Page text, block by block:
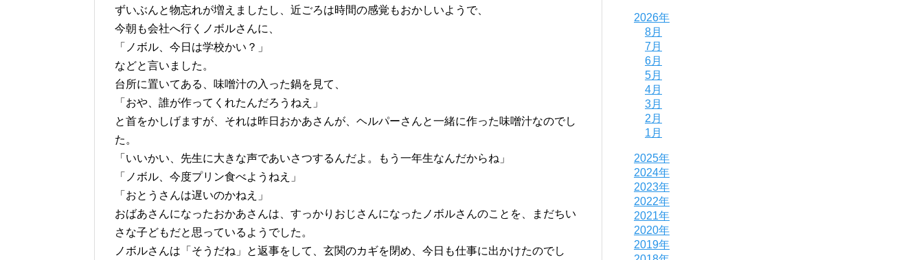
ずいぶんと物忘れが増えましたし、近ごろは時間の感覚もおかしいようで、
今朝も会社へ行くノボルさんに、
「ノボル、今日は学校かい？」
などと言いました。
台所に置いてある、味噌汁の入った鍋を見て、
「おや、誰が作ってくれたんだろうねえ」
と首をかしげますが、それは昨日おかあさんが、ヘルパーさんと一緒に作った味噌汁なのでし
た。
「いいかい、先生に大きな声であいさつするんだよ。もう一年生なんだからね」
「ノボル、今度プリン食べようねえ」
「おとうさんは遅いのかねえ」
おばあさんになったおかあさんは、すっかりおじさんになったノボルさんのことを、まだちい
さな子どもだと思っているようでした。
ノボルさんは「そうだね」と返事をして、玄関のカギを閉め、今日も仕事に出かけたのでし
2026年
8月
7月
6月
5月
4月
3月
2月
1月
2025年
2024年
2023年
2022年
2021年
2020年
2019年